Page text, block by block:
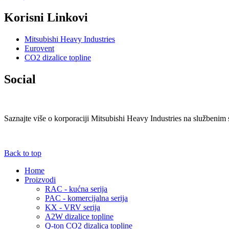
Korisni Linkovi
Mitsubishi Heavy Industries
Eurovent
CO2 dizalice topline
Social
Saznajte više o korporaciji Mitsubishi Heavy Industries na službenim
Back to top
Home
Proizvodi
RAC - kućna serija
PAC - komercijalna serija
KX - VRV serija
A2W dizalice topline
Q-ton CO2 dizalica topline